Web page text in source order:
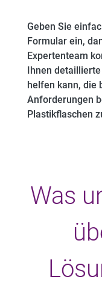
Geben Sie
Formular ein,
Expertenteam
Ihnen
helfen kann, die
Anforderungen
Plastikflaschen
Was